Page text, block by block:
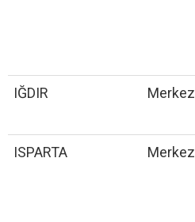
IĞDIR Merkez
ISPARTA Merkez